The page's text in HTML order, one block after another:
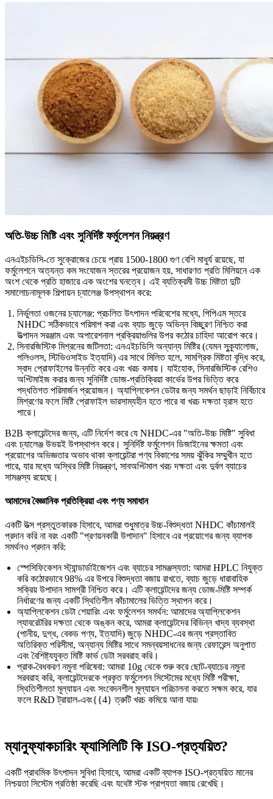
অতি-উচ্চ মিষ্টি এবং সুনির্দিষ্ট ফর্মুলেশন নিয়ন্ত্রণ
এনএইচডিসি-তে সুক্রোজের চেয়ে প্রায় 1500-1800 গুণ বেশি মাধুর্য রয়েছে, যা
ফর্মুলেশনে অত্যন্ত কম সংযোজন স্তরের প্রয়োজন হয়, সাধারণত প্রতি মিলিয়নে এক
অংশ থেকে প্রতি হাজারে এক অংশের ঘনত্বে। এই ব্যতিক্রমী উচ্চ মিষ্টতা দুটি
সমালোচনামূলক শিল্পায়ন চ্যালেঞ্জ উপস্থাপন করে:
নির্ভুলতা ওজনের চ্যালেঞ্জ: প্রচলিত উৎপাদন পরিবেশের মধ্যে, পিপিএম স্তরে
NHDC সঠিকভাবে পরিমাপ করা এবং ব্যাচ জুড়ে অভিন্ন বিচ্ছুরণ নিশ্চিত করা
উত্পাদন সরঞ্জাম এবং অপারেশনাল প্রক্রিয়াগুলির উপর কঠোর চাহিদা আরোপ করে।
সিনারজিস্টিক মিশ্রনের জটিলতা: এনএইচডিসি অন্যান্য মিষ্টির (যেমন সুক্র্যালোজ,
পলিওলস, স্টিভিওসাইড ইত্যাদি) এর সাথে মিলিত হলে, সামগ্রিক মিষ্টতা বৃদ্ধি করে,
স্বাদ প্রোফাইলের উন্নতি করে এবং খরচ কমায়। যাইহোক, সিনারজিস্টিক রেশিও
অপ্টিমাইজ করার জন্য সুনির্দিষ্ট ডোজ-প্রতিক্রিয়া কার্ভের উপর ভিত্তি করে
পদ্ধতিগত পরিমার্জন প্রয়োজন। অ্যাপ্লিকেশন ডেটার জন্য সমর্থন ছাড়াই নির্বিচারে
মিশ্রণের ফলে মিষ্টি প্রোফাইল ভারসাম্যহীন হতে পারে বা খরচ দক্ষতা হ্রাস হতে
পারে।
B2B ক্লায়েন্টদের জন্য, এটি নির্দেশ করে যে NHDC-এর "অতি-উচ্চ মিষ্টি" সুবিধা
এবং চ্যালেঞ্জ উভয়ই উপস্থাপন করে। সুনির্দিষ্ট ফর্মুলেশন ডিজাইনের ক্ষমতা এবং
প্রয়োগের অভিজ্ঞতার অভাব থাকা ক্লায়েন্টরা পণ্য বিকাশের সময় ঝুঁকির সম্মুখীন হতে
পারে, যার মধ্যে অস্থির মিষ্টি নিয়ন্ত্রণ, সাবঅপ্টিমাল খরচ দক্ষতা এবং দুর্বল ব্যাচের
সামঞ্জস্য রয়েছে।
আমাদের বৈজ্ঞানিক প্রতিক্রিয়া এবং পণ্য সমাধান
একটি উত্স প্রস্তুতকারক হিসাবে, আমরা শুধুমাত্র উচ্চ-বিশুদ্ধতা NHDC কাঁচামালই
প্রদান করি না বরং একটি "প্রণয়নকারী উপাদান" হিসাবে এর প্রয়োগের জন্য ব্যাপক
সমর্থনও প্রদান করি:
স্পেসিফিকেশন স্ট্যান্ডার্ডাইজেশন এবং ব্যাচের সামঞ্জস্যতা: আমরা HPLC নিযুক্ত
করি কঠোরভাবে 98% এর উপরে বিশুদ্ধতা বজায় রাখতে, ব্যাচ জুড়ে ধারাবাহিক
সক্রিয় উপাদান সামগ্রী নিশ্চিত করে। এটি ক্লায়েন্টদের জন্য ডোজ-মিষ্টি সম্পর্ক
নির্ধারণের জন্য একটি স্থিতিশীল কাঁচামালের ভিত্তি স্থাপন করে।
অ্যাপ্লিকেশন ডেটা শেয়ারিং এবং ফর্মুলেশন সমর্থন: আমাদের অ্যাপ্লিকেশন
ল্যাবরেটরির দক্ষতা থেকে অঙ্কন করে, আমরা ক্লায়েন্টদের বিভিন্ন খাদ্য ব্যবস্থা
(পানীয়, দুগ্ধ, বেকড পণ্য, ইত্যাদি) জুড়ে NHDC-এর জন্য প্রস্তাবিত
অতিরিক্ত পরিসীমা, অন্যান্য মিষ্টির সাথে সমন্বয়সাধনের জন্য রেফারেন্স অনুপাত
এবং বৈশিষ্ট্যযুক্ত মিষ্টি কার্ভ ডেটা সরবরাহ করি।
প্রাক-বৈধকরণ নমুনা পরিষেবা: আমরা 10g থেকে শুরু করে ছোট-ব্যাচের নমুনা
সরবরাহ করি, ক্লায়েন্টদেরকে প্রকৃত ফর্মুলেশন সিস্টেমের মধ্যে মিষ্টি পরীক্ষা,
স্থিতিশীলতা মূল্যায়ন এবং সংবেদনশীল মূল্যায়ন পরিচালনা করতে সক্ষম করে, যার
ফলে R&D ট্রায়াল-এবং{{4} ত্রুটি খরচ কমিয়ে আনা যায়৷
ম্যানুফ্যাকচারিং ফ্যাসিলিটি কি ISO-প্রত্যয়িত?
একটি প্রাথমিক উৎপাদন সুবিধা হিসাবে, আমরা একটি ব্যাপক ISO-প্রত্যয়িত মানের
নিশ্চয়তা সিস্টেম প্রতিষ্ঠা করেছি এবং যথেষ্ট স্টক প্রাপ্যতা বজায় রেখেছি।